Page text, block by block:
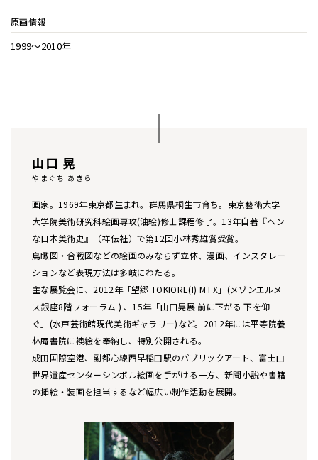
原画情報
1999〜2010年
山口 晃
やまぐち あきら
画家。1969年東京都生まれ。群馬県桐生市育ち。東京藝術大学
大学院美術研究科絵画専攻(油絵)修士課程修了。13年自著『ヘン
な日本美術史』（祥伝社）で第12回小林秀雄賞受賞。
鳥瞰図・合戦図などの絵画のみならず立体、漫画、インスタレー
ションなど表現方法は多岐にわたる。
主な展覧会に、2012年「望郷 TOKIORE(I) M I X」(メゾンエルメ
ス銀座8階フォーラム ) 、15年「山口晃展 前に下がる 下を仰
ぐ」(水戸芸術館現代美術ギャラリー)など。2012年には平等院養
林庵書院に襖絵を奉納し、特別公開される。
成田国際空港、副都心線西早稲田駅のパブリックアート、富士山
世界遺産センターシンボル絵画を手がける一方、新聞小説や書籍
の挿絵・装画を担当するなど幅広い制作活動を展開。